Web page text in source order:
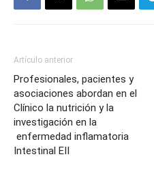
Artículo anterior
Profesionales, pacientes y
asociaciones abordan en el
Clínico la nutrición y la
investigación en la
enfermedad inflamatoria
Intestinal EII